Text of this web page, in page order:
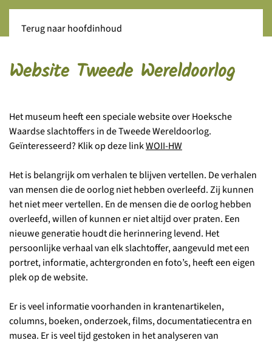
Terug naar hoofdinhoud
Website Tweede Wereldoorlog
Het museum heeft een speciale websiteover Hoeksche
Waardse slachtoffers in de Tweede Wereldoorlog.
Geïnteresseerd? Klik op deze linkWOII-HW
Het is belangrijk om verhalen te blijven vertellen. De verhalen
van mensen die de oorlog niet hebben overleefd. Zij kunnen
het niet meer vertellen. En de mensen die de oorlog hebben
overleefd, willen of kunnen er niet altijd over praten. Een
nieuwe generatie houdt die herinnering levend. Het
persoonlijke verhaal van elk slachtoffer, aangevuld met een
portret, informatie, achtergronden en foto’s, heeft een eigen
plek op de website.
Er is veel informatie voorhanden in krantenartikelen,
columns, boeken, onderzoek, films, documentatiecentra en
musea. Er is veel tijd gestoken in het analyseren van